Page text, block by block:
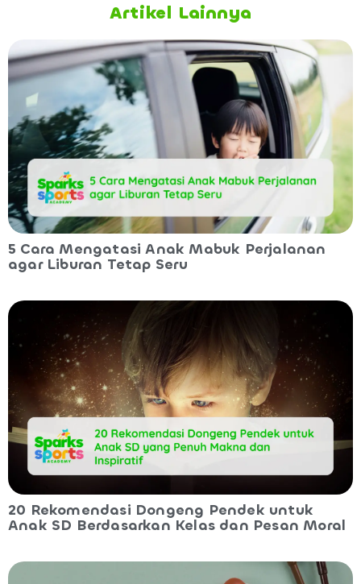
Artikel Lainnya
5 Cara Mengatasi Anak Mabuk Perjalanan
agar Liburan Tetap Seru
20 Rekomendasi Dongeng Pendek untuk
Anak SD Berdasarkan Kelas dan Pesan Moral